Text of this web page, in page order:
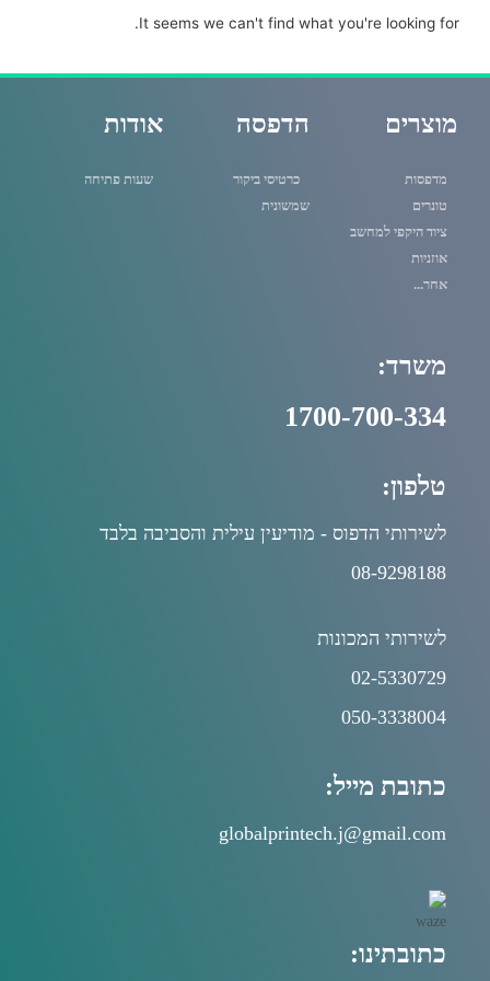
It seems we can't find what you're looking for.
מוצרים
מדפסות
טונרים
ציוד היקפי למחשב
אוזניות
אחר...
הדפסה
כרטיסי ביקור
שמשונית
אודות
שעות פתיחה
משרד:
1700-700-334
טלפון:
לשירותי הדפוס - מודיעין עילית והסביבה בלבד
08-9298188
לשירותי המכונות
02-5330729
050-3338004
כתובת מייל:
globalprintech.j@gmail.com
כתובתינו: